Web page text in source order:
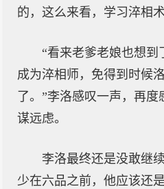
的，这么来看，学习淬相
“看来老爹老娘也想
成为淬相师，免得到时候
了。”李洛感叹一声，再
谋远虑。
李洛最终还是没敢继
少在六品之前，他应该还